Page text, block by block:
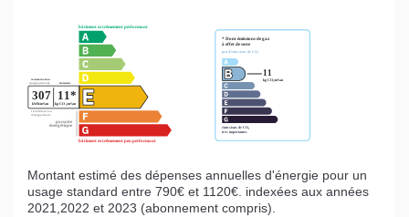
Montant estimé des dépenses annuelles d'énergie pour un
usage standard entre 790€ et 1120€. indexées aux années
2021,2022 et 2023 (abonnement compris).